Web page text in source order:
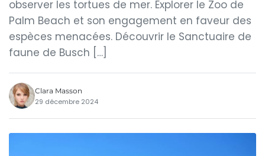
observer les tortues de mer. Explorer le Zoo de
Palm Beach et son engagement en faveur des
espèces menacées. Découvrir le Sanctuaire de
faune de Busch […]
Clara Masson
29 décembre 2024